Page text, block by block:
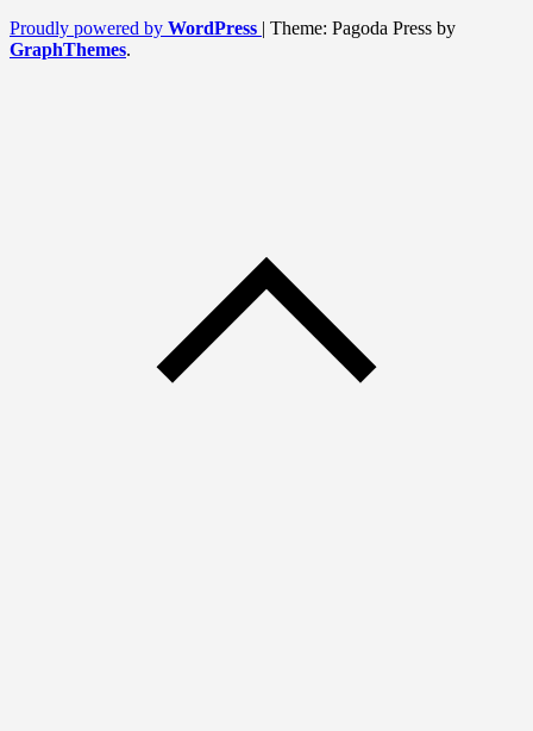
Proudly powered by WordPress | Theme: Pagoda Press by
GraphThemes.